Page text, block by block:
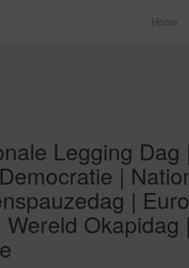
Home
Legging Dag |
|
|
Okapidag